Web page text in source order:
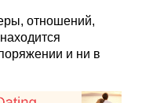
отношений,
и ни в